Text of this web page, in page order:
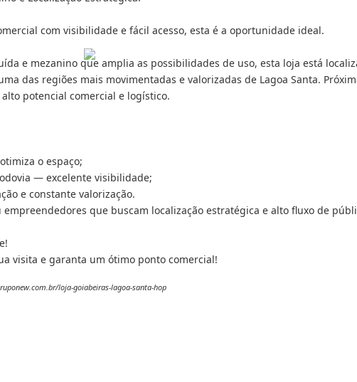
com visibilidade e fácil acesso, esta é a oportunidade ideal.
e mezanino que amplia as possibilidades de uso, esta loja está
das regiões mais movimentadas e valorizadas de Lagoa Santa.
potencial comercial e logístico.
o espaço;
— excelente visibilidade;
e constante valorização.
que buscam localização estratégica e alto fluxo de
visita e garanta um ótimo ponto comercial!
loja-goiabeiras-lagoa-santa-hop